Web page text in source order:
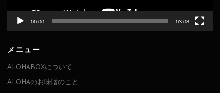
00:00 03:08
メニュー
ALOHABOXについて
ALOHAのお味噌のこと